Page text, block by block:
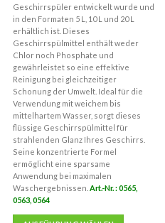
Geschirrspüler entwickelt wurde und
in den Formaten 5 L, 10 L und 20 L
erhältlich ist. Dieses
Geschirrspülmittel enthält weder
Chlor noch Phosphate und
gewährleistet so eine effektive
Reinigung bei gleichzeitiger
Schonung der Umwelt. Ideal für die
Verwendung mit weichem bis
mittelhartem Wasser, sorgt dieses
flüssige Geschirrspülmittel für
strahlenden Glanz Ihres Geschirrs.
Seine konzentrierte Formel
ermöglicht eine sparsame
Anwendung bei maximalen
Waschergebnissen. Art.-Nr. : 0565,
0563, 0564